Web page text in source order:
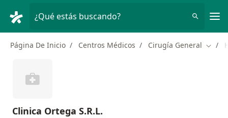
¿Qué estás buscando?
Página De Inicio Centros Médicos Cirugía General
Clinica Ortega S.R.L.